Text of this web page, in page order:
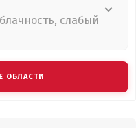
слабый
ОБЛАСТИ